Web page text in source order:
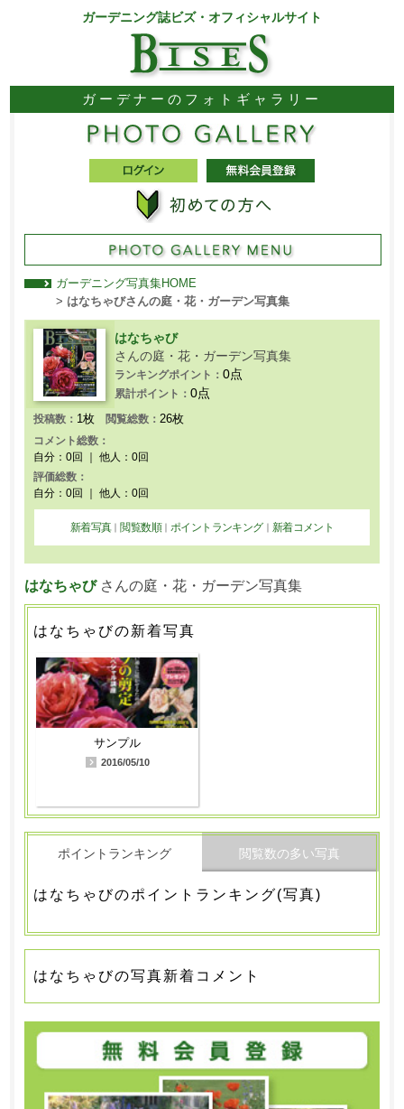
ガーデニング誌ビズ・オフィシャルサイト
ガーデナーのフォトギャラリー
ガーデニング写真集HOME
> はなちゃびさんの庭・花・ガーデン写真集
はなちゃび
さんの庭・花・ガーデン写真集
投稿数： 1枚閲覧総数： 26枚
コメント総数：
自分：0回 ｜ 他人：0回
評価総数：
自分：0回 ｜ 他人：0回
ランキングポイント： 0点
累計ポイント： 0点
新着写真 ｜ 閲覧数順｜ ポイントランキング｜ 新着コメント
はなちゃびさんの庭・花・ガーデン写真集
はなちゃびの新着写真
サンプル
2016/05/10
ポイントランキング 閲覧数の多い写真
はなちゃびのポイントランキング(写真)
はなちゃびの写真新着コメント